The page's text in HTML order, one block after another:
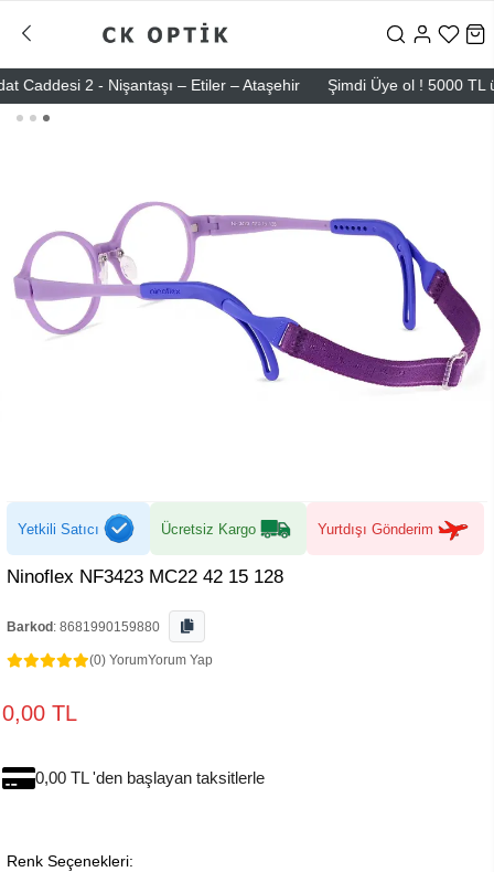
2 - Nişantaşı – Etiler – Ataşehir Şimdi Üye ol ! 5000 TL
Yetkili Satıcı Ücretsiz Kargo Yurtdışı Gönderim
Ninoflex NF3423 MC22 42 15 128
Barkod : 8681990159880
(0) YorumYorum Yap
0,00 TL
0,00 TL 'den başlayan taksitlerle
Renk Seçenekleri: